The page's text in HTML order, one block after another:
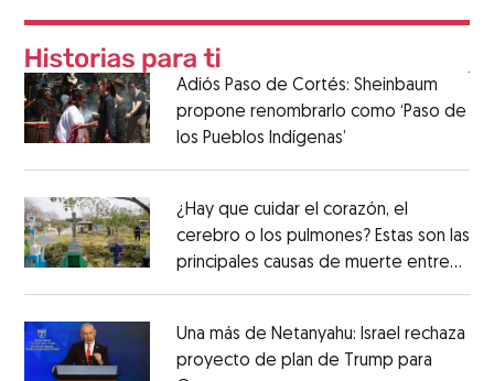
Adiós Paso de Cortés: Sheinbaum
propone renombrarlo como ‘Paso de
los Pueblos Indígenas’
¿Hay que cuidar el corazón, el
cerebro o los pulmones? Estas son las
principales causas de muerte entre
los mexicanos
Una más de Netanyahu: Israel rechaza
proyecto de plan de Trump para